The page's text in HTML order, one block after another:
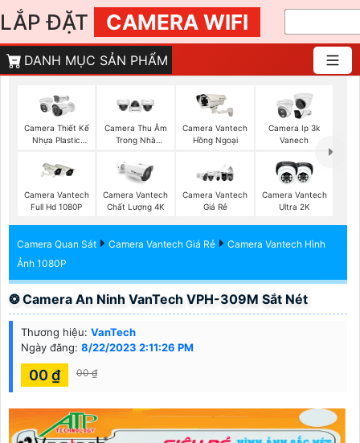
LẮP ĐẶT CAMERA WIFI
DANH MỤC SẢN PHẨM
Camera Thiết Kế
Nhựa Plastic
Camera Thu Âm
Trong Nhà
Camera Vantech
Hồng Ngoại
Camera Ip 3k
Vanech
Camera Vantech
Full Hd 1080P
Camera Vantech
Chất Lượng 4K
Camera Vantech
Giá Rẻ
Camera Vantech
Ultra 2K
Camera Quan Sát Camera Vantech Giá Rẻ
Camera Vantech Hình
Ảnh 1080P
❂ Camera An Ninh VanTech VPH-309M Sắt Nét
Thương hiệu: VanTech
Ngày đăng: 8/22/2023 2:11:26 PM
00 ₫ 00 ₫